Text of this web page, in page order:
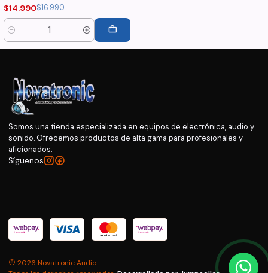
$14.990$16.990
Cantidad
Somos una tienda especializada en equipos de electrónica, audio y
sonido. Ofrecemos productos de alta gama para profesionales y
aficionados.
Síguenos
2026 Novatronic Audio.